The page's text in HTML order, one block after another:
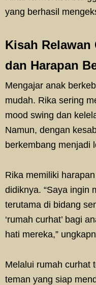
yang berhasil
Kisah Relawan
dan Harapan
Mengajar anak
mudah. Rika sering
mood swing dan
Namun, dengan
berkembang menjadi
Rika memiliki
didiknya. “Saya ingin
terutama di bidang
‘rumah curhat’ bagi
hati mereka,”
Melalui rumah curhat
teman yang siap